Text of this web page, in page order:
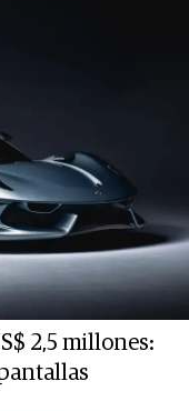
2,5 millones: